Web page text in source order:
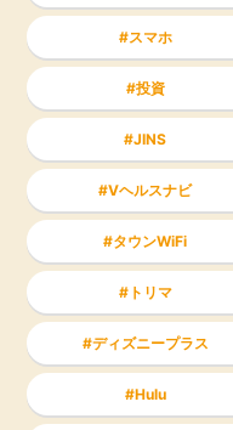
スマホ
投資
JINS
Vヘルスナビ
タウンWiFi
トリマ
ディズニープラス
Hulu